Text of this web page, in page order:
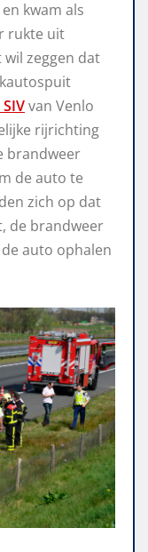
kwam als
rukte uit
wil zeggen dat
van Venlo
rijrichting
brandweer
de auto te
zich op dat
de brandweer
auto ophalen